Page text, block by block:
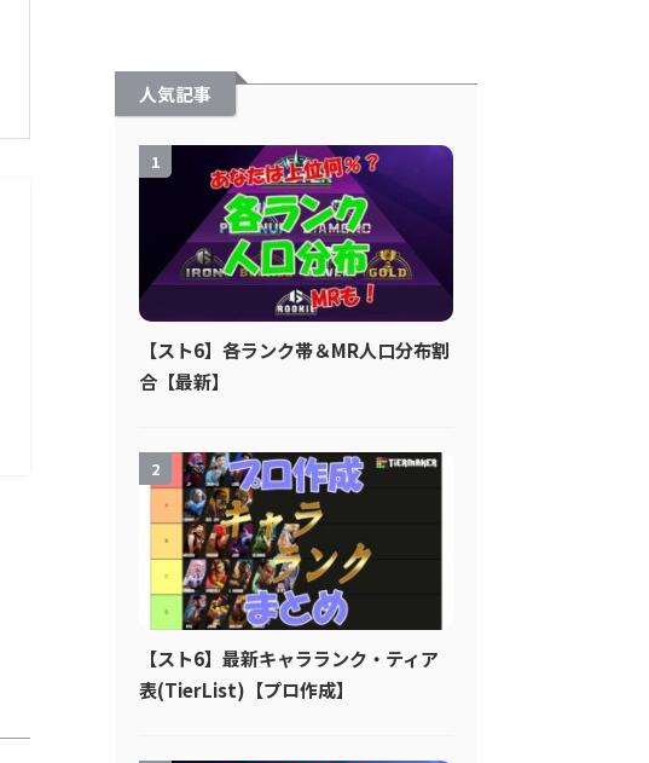
人気記事
1
【スト6】各ランク帯＆MR人口分布割
合【最新】
2
【スト6】最新キャラランク・ティア
表(TierList)【プロ作成】